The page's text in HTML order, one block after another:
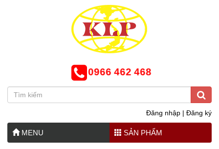
0966 462 468
Đăng nhập | Đăng ký
MENU SẢN PHẨM